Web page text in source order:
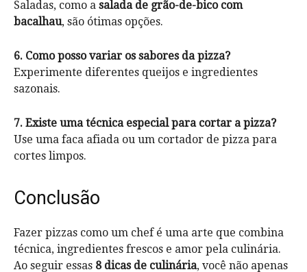
Saladas, como a salada de grão-de-bico com
bacalhau, são ótimas opções.
6. Como posso variar os sabores da pizza?
Experimente diferentes queijos e ingredientes
sazonais.
7. Existe uma técnica especial para cortar a pizza?
Use uma faca afiada ou um cortador de pizza para
cortes limpos.
Conclusão
Fazer pizzas como um chef é uma arte que combina
técnica, ingredientes frescos e amor pela culinária.
Ao seguir essas 8 dicas de culinária, você não apenas